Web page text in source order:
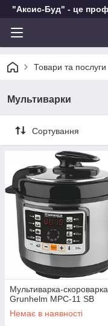
"Аксис-Буд" - це
Товари та послуги
Мультиварки
Сортування
Мультиварка-скороварка
Grunhelm МРС-11 SB
Немає в наявності